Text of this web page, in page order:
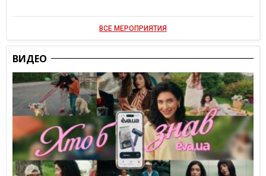
ВСЕ МЕРОПРИЯТИЯ
ВИДЕО